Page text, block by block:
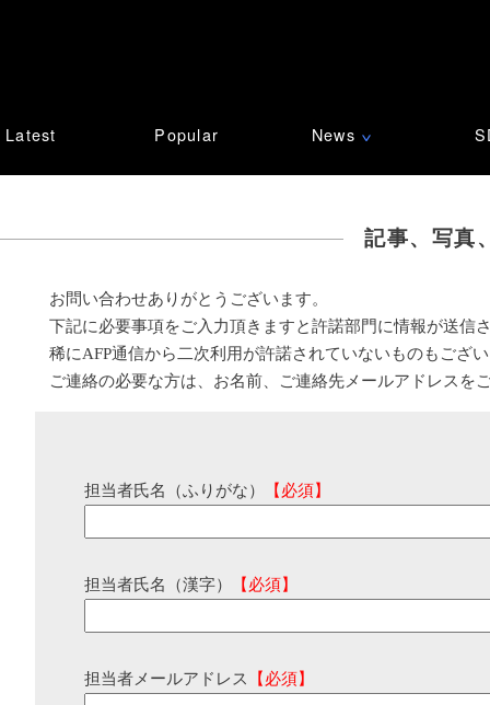
Latest Popular News ∨
記事、写真
お問い合わせありがとうございます。
下記に必要事項をご入力頂きますと許諾部門に情報が送信
稀にAFP通信から二次利用が許諾されていないものもござ
ご連絡の必要な方は、お名前、ご連絡先メールアドレスを
担当者氏名（ふりがな） 【必須】
担当者氏名（漢字） 【必須】
担当者メールアドレス 【必須】